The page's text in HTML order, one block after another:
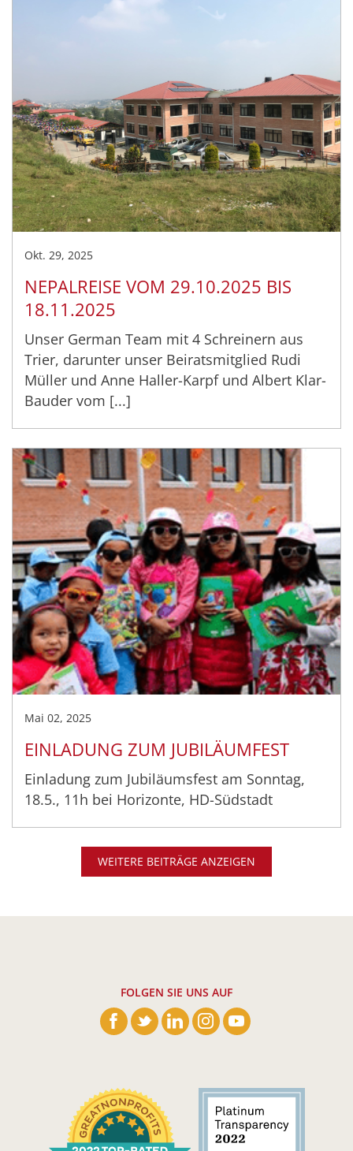
Okt. 29, 2025
NEPALREISE VOM 29.10.2025 BIS
18.11.2025
Unser German Team mit 4 Schreinern aus
Trier, darunter unser Beiratsmitglied Rudi
Müller und Anne Haller-Karpf und Albert Klar-
Bauder vom [...]
Mai 02, 2025
EINLADUNG ZUM JUBILÄUMFEST
Einladung zum Jubiläumsfest am Sonntag,
18.5., 11h bei Horizonte, HD-Südstadt
WEITERE BEITRÄGE ANZEIGEN
FOLGEN SIE UNS AUF